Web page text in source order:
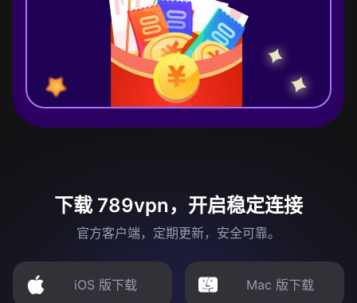
下载 789vpn，开启稳定连接
官方客户端，定期更新，安全可靠。
iOS 版下载 Mac 版下载